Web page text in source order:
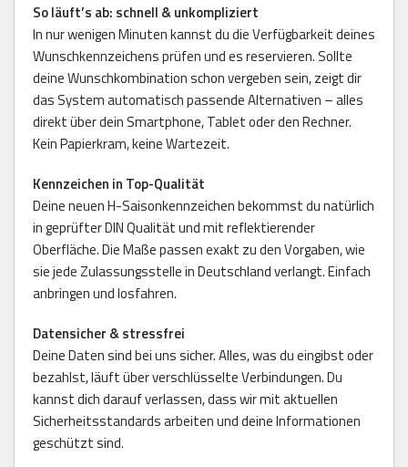
So läuft’s ab: schnell & unkompliziert
In nur wenigen Minuten kannst du die Verfügbarkeit deines
Wunschkennzeichens prüfen und es reservieren. Sollte
deine Wunschkombination schon vergeben sein, zeigt dir
das System automatisch passende Alternativen – alles
direkt über dein Smartphone, Tablet oder den Rechner.
Kein Papierkram, keine Wartezeit.
Kennzeichen in Top-Qualität
Deine neuen H-Saisonkennzeichen bekommst du natürlich
in geprüfter DIN Qualität und mit reflektierender
Oberfläche. Die Maße passen exakt zu den Vorgaben, wie
sie jede Zulassungsstelle in Deutschland verlangt. Einfach
anbringen und losfahren.
Datensicher & stressfrei
Deine Daten sind bei uns sicher. Alles, was du eingibst oder
bezahlst, läuft über verschlüsselte Verbindungen. Du
kannst dich darauf verlassen, dass wir mit aktuellen
Sicherheitsstandards arbeiten und deine Informationen
geschützt sind.